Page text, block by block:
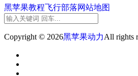
黑苹果教程飞行部落网站地图
Copyright © 2026黑苹果动力All rights